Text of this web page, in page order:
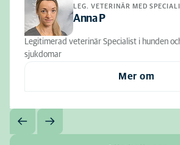
LEG. VETERINÄR MED
Anna P
Legitimerad veterinär Specialist i hunden
sjukdomar
Mer om